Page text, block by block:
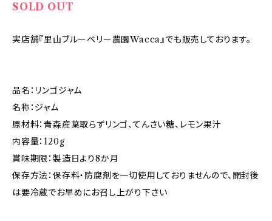
SOLD OUT
実店舗『里山ブルーベリー農園Wacca』でも販売しております。
品名：リンゴジャム
名称：ジャム
原材料：青森産葉取らずリンゴ、てんさい糖、レモン果汁
内容量：120g
賞味期限：製造日より8か月
保存方法：保存料・防腐剤を一切使用しておりませんので、開封後
は要冷蔵でお早めにお召し上がり下さい